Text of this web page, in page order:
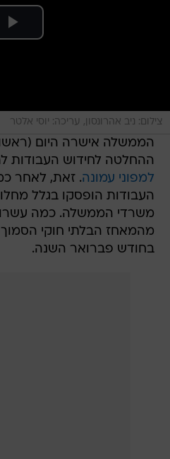
צילום: ניב אהרונסון, עריכה: יוסי אלטר
הממשלה אישרה היום
ההחלטה לחידוש העבודות
למפוני עמונה. זאת, לאחר
העבודות הופסקו בגלל
משרדי הממשלה. כמה
מהמאחז הבלתי חוקי
בחודש פברואר השנה.